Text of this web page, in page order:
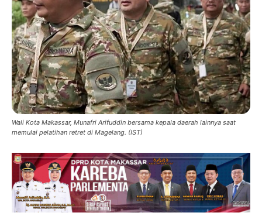
Wali Kota Makassar, Munafri Arifuddin bersama kepala daerah lainnya saat
memulai pelatihan retret di Magelang. (IST)